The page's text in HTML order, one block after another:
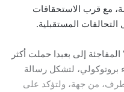
مع قرب الاستحقاقات
التحالفات المستقبلية.
إلى بعبدا حملت أكثر
بروتوكولي، لتشكل رسالة
من جهة، ولتؤكد على